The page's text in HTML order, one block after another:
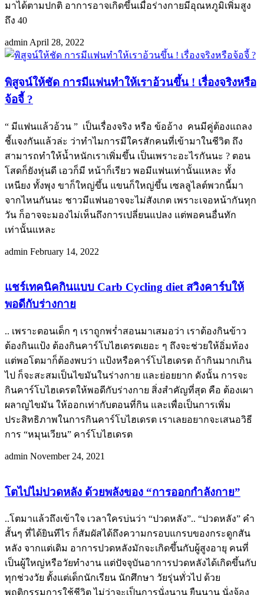
มาได้ตามปกติ อาการอาจเกิดขึ้นเมื่อร่างกายมีอุณหภูมิเพิ่มสูง
ถึง 40
admin April 28, 2022
พิสูจน์ให้ชัด การมีแฟนทำให้เราอ้วนขึ้น ! เรื่องจริงหรือ
จ้อจี้ ?
“ มีแฟนแล้วอ้วน ” เป็นเรื่องจริง หรือ ข้ออ้าง คนมีคู่ต้องแถลง
ชี้แจงกันแล้วล่ะ ว่าทำไมการมีใครสักคนที่เข้ามาในชีวิต ถึง
สามารถทำให้น้ำหนักเราเพิ่มขึ้น เป็นเพราะอะไรกันนะ ? ตอน
โสดก็ยังหุ่นดี เอวก็มี หน้าก็เรียว พอมีแฟนเท่านั้นแหละ ทั้ง
เหนียง ทั้งพุง ขาก็ใหญ่ขึ้น แขนก็ใหญ่ขึ้น เซลลูไลต์พวกนี้มา
จากไหนกันนะ ชาวมีแฟนอาจจะไม่สังเกต เพราะเจอหน้ากันทุก
วัน ก็อาจจะมองไม่เห็นถึงการเปลี่ยนแปลง แต่พอคนอื่นทัก
เท่านั้นแหละ
admin February 14, 2022
แชร์เทคนิคกินแบบ Carb Cycling diet สวิงคาร์บให้
พอดีกับร่างกาย
.. เพราะตอนเด็ก ๆ เราถูกพร่ำสอนมาเสมอว่า เราต้องกินข้าว
ต้องกินแป้ง ต้องกินคาร์โบไฮเดรตเยอะ ๆ ถึงจะช่วยให้อิ่มท้อง
แต่พอโตมาก็ต้องพบว่า แป้งหรือคาร์โบไฮเดรต ถ้ากินมากเกิน
ไป ก็จะสะสมเป็นไขมันในร่างกาย และย่อยยาก ดังนั้น การจะ
กินคาร์โบไฮเดรตให้พอดีกับร่างกาย สิ่งสำคัญที่สุด คือ ต้องเผา
ผลาญไขมัน ให้ออกเท่ากับตอนที่กิน และเพื่อเป็นการเพิ่ม
ประสิทธิภาพในการกินคาร์โบไฮเดรต เราเลยอยากจะเสนอวิธี
การ “หมุนเวียน” คาร์โบไฮเดรต
admin November 24, 2021
โตไปไม่ปวดหลัง ด้วยพลังของ “การออกกำลังกาย”
..โตมาแล้วถึงเข้าใจ เวลาใครบ่นว่า “ปวดหลัง”.. “ปวดหลัง” คำ
สั้นๆ ที่ได้ยินทีไร ก็สัมผัสได้ถึงความกรอบแกรบของกระดูกสัน
หลัง จากแต่เดิม อาการปวดหลังมักจะเกิดขึ้นกับผู้สูงอายุ คนที่
เป็นผู้ใหญ่หรือวัยทำงาน แต่ปัจจุบันอาการปวดหลังได้เกิดขึ้นกับ
ทุกช่วงวัย ตั้งแต่เด็กนักเรียน นักศึกษา วัยรุ่นทั่วไป ด้วย
พฤติกรรมการใช้ชีวิต ไม่ว่าจะเป็นการนั่งนาน ยืนนาน นั่งจ้อง